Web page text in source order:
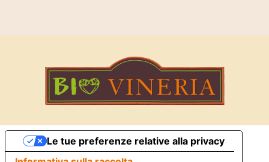
Le tue preferenze relative alla privacy